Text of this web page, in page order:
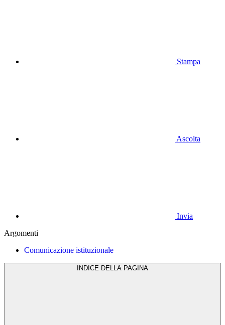
Stampa
Ascolta
Invia
Argomenti
Comunicazione istituzionale